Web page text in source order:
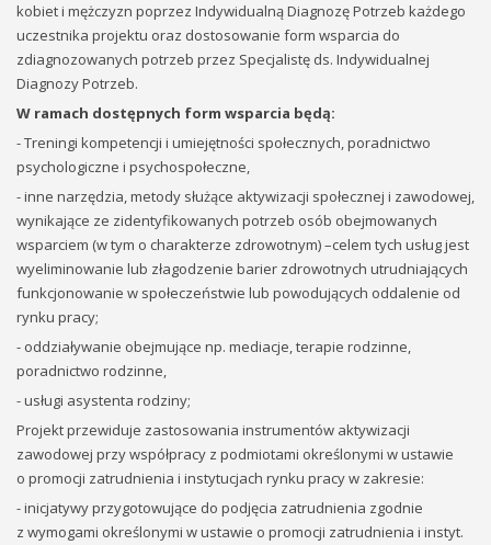
kobiet i mężczyzn poprzez Indywidualną Diagnozę Potrzeb każdego
uczestnika projektu oraz dostosowanie form wsparcia do
zdiagnozowanych potrzeb przez Specjalistę ds. Indywidualnej
Diagnozy Potrzeb.
W ramach dostępnych form wsparcia będą:
- Treningi kompetencji i umiejętności społecznych, poradnictwo
psychologiczne i psychospołeczne,
- inne narzędzia, metody służące aktywizacji społecznej i zawodowej,
wynikające ze zidentyfikowanych potrzeb osób obejmowanych
wsparciem (w tym o charakterze zdrowotnym) –celem tych usług jest
wyeliminowanie lub złagodzenie barier zdrowotnych utrudniających
funkcjonowanie w społeczeństwie lub powodujących oddalenie od
rynku pracy;
- oddziaływanie obejmujące np. mediacje, terapie rodzinne,
poradnictwo rodzinne,
- usługi asystenta rodziny;
Projekt przewiduje zastosowania instrumentów aktywizacji
zawodowej przy współpracy z podmiotami określonymi w ustawie
o promocji zatrudnienia i instytucjach rynku pracy w zakresie:
- inicjatywy przygotowujące do podjęcia zatrudnienia zgodnie
z wymogami określonymi w ustawie o promocji zatrudnienia i instyt.